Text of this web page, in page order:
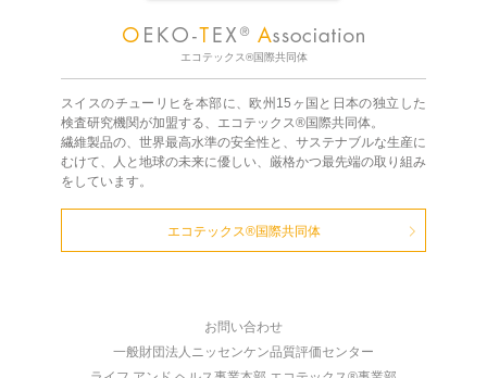
エコテックス®国際共同体
スイスのチューリヒを本部に、欧州15ヶ国と日本の独立した
検査研究機関が加盟する、エコテックス®国際共同体。
繊維製品の、世界最高水準の安全性と、サステナブルな生産に
むけて、人と地球の未来に優しい、厳格かつ最先端の取り組み
をしています。
エコテックス®国際共同体
お問い合わせ
一般財団法人ニッセンケン品質評価センター